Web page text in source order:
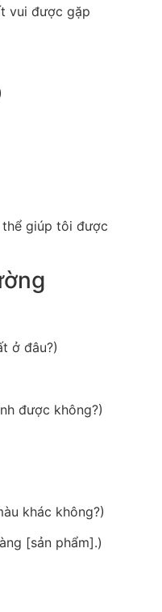
vui được gặp
thể giúp tôi được
ở đâu?)
được không?)
khác không?)
[sản phẩm].)